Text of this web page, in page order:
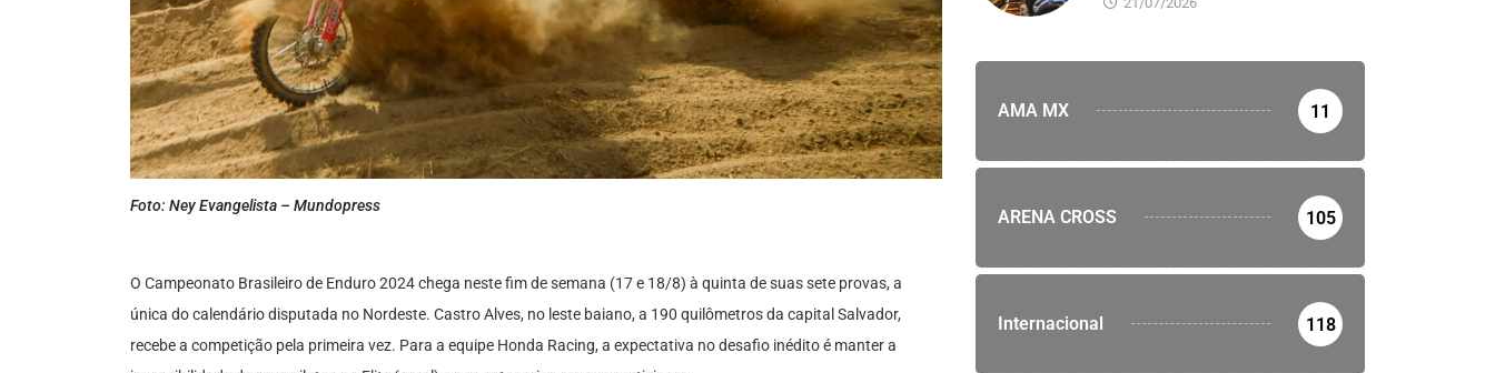
Foto: Ney Evangelista – Mundopress
O Campeonato Brasileiro de Enduro 2024 chega neste fim de semana (17 e 18/8) à quinta de suas sete provas, a
única do calendário disputada no Nordeste. Castro Alves, no leste baiano, a 190 quilômetros da capital Salvador,
recebe a competição pela primeira vez. Para a equipe Honda Racing, a expectativa no desafio inédito é manter a
AMA MX 11
ARENA CROSS 105
Internacional 118